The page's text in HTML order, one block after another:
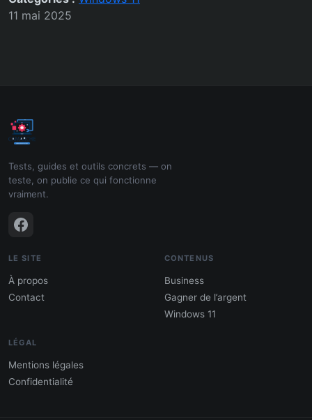
11 mai 2025
Tests, guides et outils concrets — on
teste, on publie ce qui fonctionne
vraiment.
LE SITE
À propos
Contact
CONTENUS
Business
Gagner de l’argent
Windows 11
LÉGAL
Mentions légales
Confidentialité